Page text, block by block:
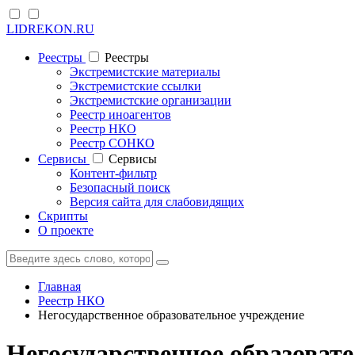
LIDREKON.RU
Реестры
Реестры
Экстремистские материалы
Экстремистские ссылки
Экстремистские организации
Реестр иноагентов
Реестр НКО
Реестр СОНКО
Cервисы
Cервисы
Контент-фильтр
Безопасный поиск
Версия сайта для слабовидящих
Скрипты
О проекте
Главная
Реестр НКО
Негосударственное образовательное учреждение